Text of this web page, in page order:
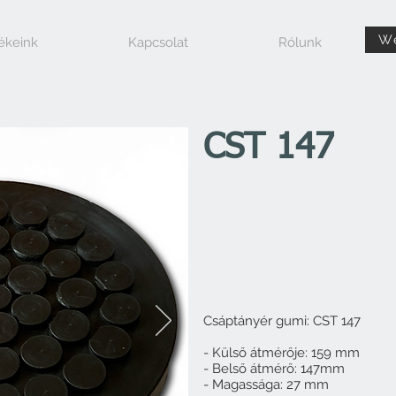
Kapcsolat Rólunk
CST 147
Csáptányér gumi: CST 147
- Külső átmérője: 159 mm
- Belső átmérő: 147mm
- Magassága: 27 mm